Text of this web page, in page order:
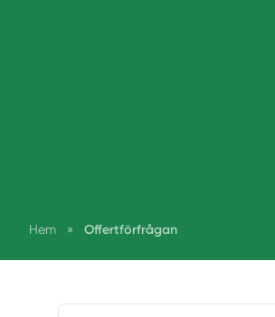
Hem » Offertförfrågan